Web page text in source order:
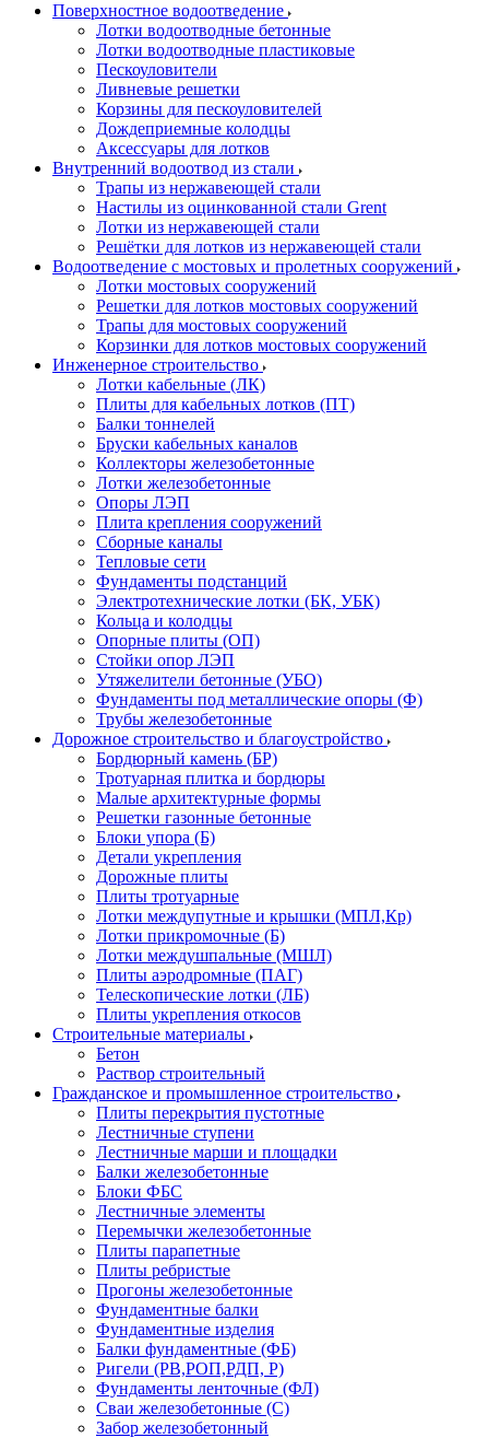
Поверхностное водоотведение
Лотки водоотводные бетонные
Лотки водоотводные пластиковые
Пескоуловители
Ливневые решетки
Корзины для пескоуловителей
Дождеприемные колодцы
Аксессуары для лотков
Внутренний водоотвод из стали
Трапы из нержавеющей стали
Настилы из оцинкованной стали Grent
Лотки из нержавеющей стали
Решётки для лотков из нержавеющей стали
Водоотведение с мостовых и пролетных сооружений
Лотки мостовых сооружений
Решетки для лотков мостовых сооружений
Трапы для мостовых сооружений
Корзинки для лотков мостовых сооружений
Инженерное строительство
Лотки кабельные (ЛК)
Плиты для кабельных лотков (ПТ)
Балки тоннелей
Бруски кабельных каналов
Коллекторы железобетонные
Лотки железобетонные
Опоры ЛЭП
Плита крепления сооружений
Сборные каналы
Тепловые сети
Фундаменты подстанций
Электротехнические лотки (БК, УБК)
Кольца и колодцы
Опорные плиты (ОП)
Стойки опор ЛЭП
Утяжелители бетонные (УБО)
Фундаменты под металлические опоры (Ф)
Трубы железобетонные
Дорожное строительство и благоустройство
Бордюрный камень (БР)
Тротуарная плитка и бордюры
Малые архитектурные формы
Решетки газонные бетонные
Блоки упора (Б)
Детали укрепления
Дорожные плиты
Плиты тротуарные
Лотки междупутные и крышки (МПЛ,Кр)
Лотки прикромочные (Б)
Лотки междушпальные (МШЛ)
Плиты аэродромные (ПАГ)
Телескопические лотки (ЛБ)
Плиты укрепления откосов
Строительные материалы
Бетон
Раствор строительный
Гражданское и промышленное строительство
Плиты перекрытия пустотные
Лестничные ступени
Лестничные марши и площадки
Балки железобетонные
Блоки ФБС
Лестничные элементы
Перемычки железобетонные
Плиты парапетные
Плиты ребристые
Прогоны железобетонные
Фундаментные балки
Фундаментные изделия
Балки фундаментные (ФБ)
Ригели (РВ,РОП,РДП, Р)
Фундаменты ленточные (ФЛ)
Сваи железобетонные (С)
Забор железобетонный